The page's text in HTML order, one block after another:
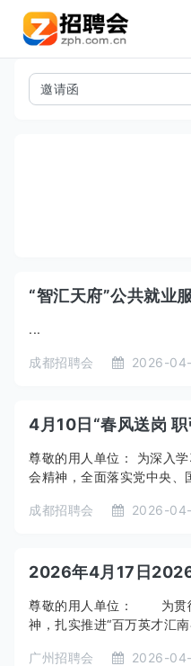
“智汇天府”公共就业
...
成都招聘会 2026-
尊敬的用人单位： 为深入
会精神，全面落实党中央、
成都招聘会 2026-
尊敬的用人单位： 为贯
神，扎实推进“百万英才汇
广州招聘会 2026-